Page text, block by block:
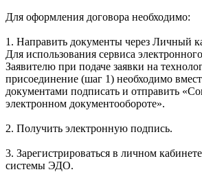
Для оформления договора необходимо:
1. Направить документы через Личный
Для использования сервиса
Заявителю при подаче заявки на
присоединение (шаг 1) необходимо
документами подписать и отправить
электронном документообороте».
2. Получить электронную подпись.
3. Зарегистрироваться в личном
системы ЭДО.